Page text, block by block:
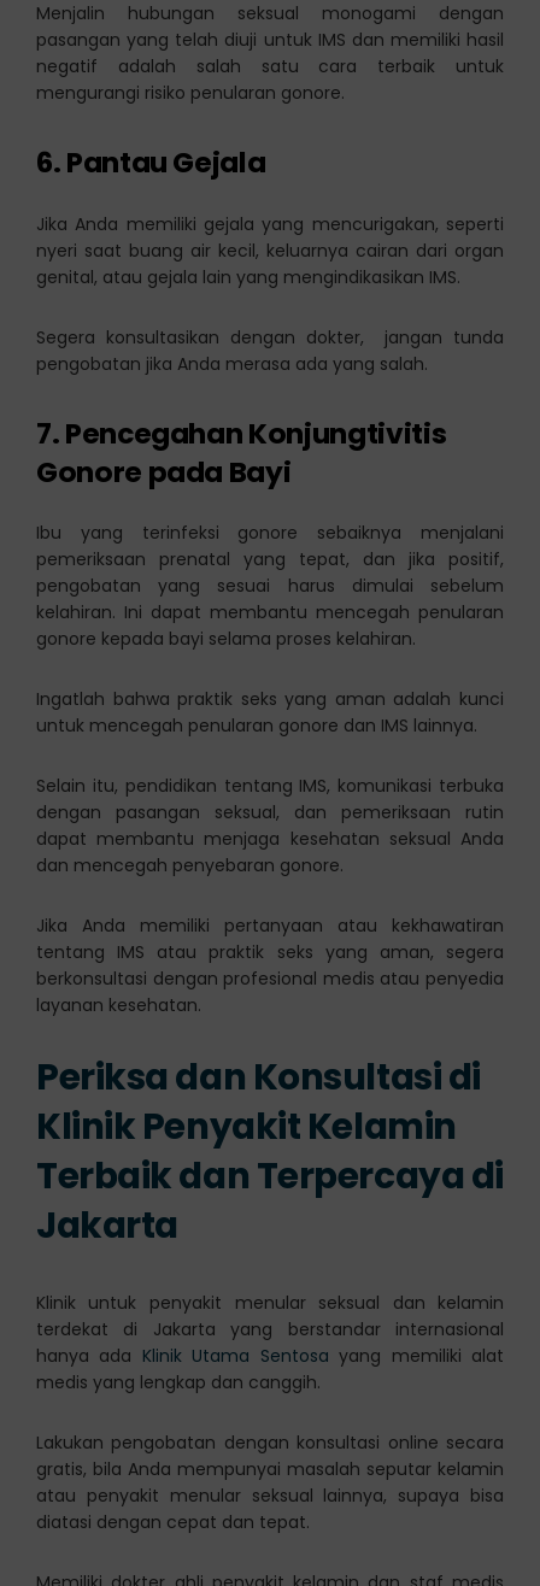
Menjalin hubungan seksual monogami dengan
pasangan yang telah diuji untuk IMS dan memiliki hasil
negatif adalah salah satu cara terbaik untuk
mengurangi risiko penularan gonore.
6.Pantau Gejala
Jika Anda memiliki gejala yang mencurigakan, seperti
nyeri saat buang air kecil, keluarnya cairan dari organ
genital, atau gejala lain yang mengindikasikan IMS.
Segera konsultasikan dengan dokter, jangan tunda
pengobatan jika Anda merasa ada yang salah.
7.Pencegahan Konjungtivitis
Gonore pada Bayi
Ibu yang terinfeksi gonore sebaiknya menjalani
pemeriksaan prenatal yang tepat, dan jika positif,
pengobatan yang sesuai harus dimulai sebelum
kelahiran. Ini dapat membantu mencegah penularan
gonore kepada bayi selama proses kelahiran.
Ingatlah bahwa praktik seks yang aman adalah kunci
untuk mencegah penularan gonore dan IMS lainnya.
Selain itu, pendidikan tentang IMS, komunikasi terbuka
dengan pasangan seksual, dan pemeriksaan rutin
dapat membantu menjaga kesehatan seksual Anda
dan mencegah penyebaran gonore.
Jika Anda memiliki pertanyaan atau kekhawatiran
tentang IMS atau praktik seks yang aman, segera
berkonsultasi dengan profesional medis atau penyedia
layanan kesehatan.
Periksa dan Konsultasi di
Klinik Penyakit Kelamin
Terbaik dan Terpercaya di
Jakarta
Klinik untuk penyakit menular seksual dan kelamin
terdekat di Jakarta yang berstandar internasional
hanya ada Klinik Utama Sentosa yang memiliki alat
medis yang lengkap dan canggih.
Lakukan pengobatan dengan konsultasi online secara
gratis, bila Anda mempunyai masalah seputar kelamin
atau penyakit menular seksual lainnya, supaya bisa
diatasi dengan cepat dan tepat.